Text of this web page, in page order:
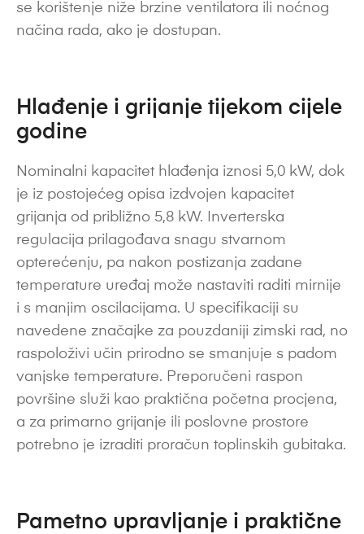
se korištenje niže brzine ventilatora ili noćnog
načina rada, ako je dostupan.
Hlađenje i grijanje tijekom cijele
godine
Nominalni kapacitet hlađenja iznosi 5,0 kW, dok
je iz postojećeg opisa izdvojen kapacitet
grijanja od približno 5,8 kW. Inverterska
regulacija prilagođava snagu stvarnom
opterećenju, pa nakon postizanja zadane
temperature uređaj može nastaviti raditi mirnije
i s manjim oscilacijama. U specifikaciji su
navedene značajke za pouzdaniji zimski rad, no
raspoloživi učin prirodno se smanjuje s padom
vanjske temperature. Preporučeni raspon
površine služi kao praktična početna procjena,
a za primarno grijanje ili poslovne prostore
potrebno je izraditi proračun toplinskih gubitaka.
Pametno upravljanje i praktične